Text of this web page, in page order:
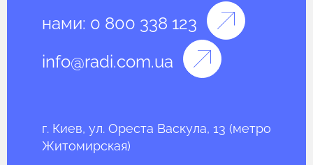
нами: 0 800 338 123
info@radi.com.ua
г. Киев, ул. Ореста Васкула, 13 (метро
Житомирская)